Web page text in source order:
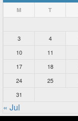
M T
3
4
10
11
17
18
24
25
31
« Jul